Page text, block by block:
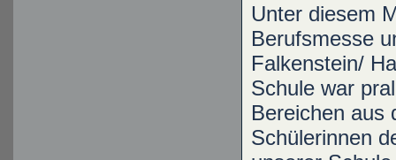
Unter diesem
Berufsmesse
Falkenstein/
Schule war
Bereichen aus
Schülerinnen